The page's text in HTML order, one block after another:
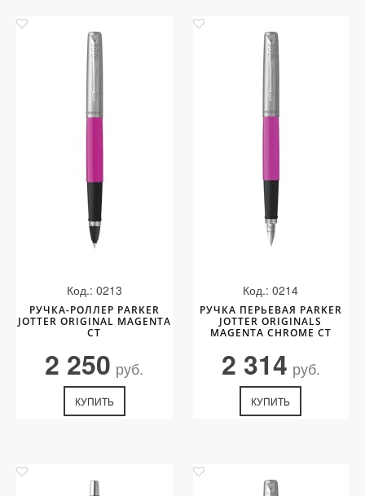
Код.: 0213
РУЧКА-РОЛЛЕР PARKER
JOTTER ORIGINAL MAGENTA
CT
2 250 руб.
КУПИТЬ
Код.: 0214
РУЧКА ПЕРЬЕВАЯ PARKER
JOTTER ORIGINALS
MAGENTA CHROME CT
2 314 руб.
КУПИТЬ